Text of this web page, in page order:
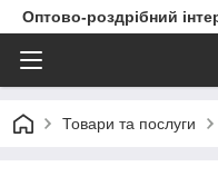
Оптово-роздрібний
Товари та послуги